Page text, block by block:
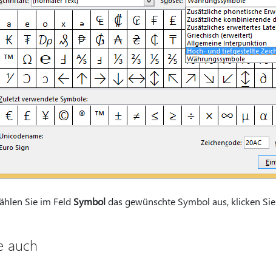
Sie im Feld Symboldas gewünschte Symbol aus, klicken
auch